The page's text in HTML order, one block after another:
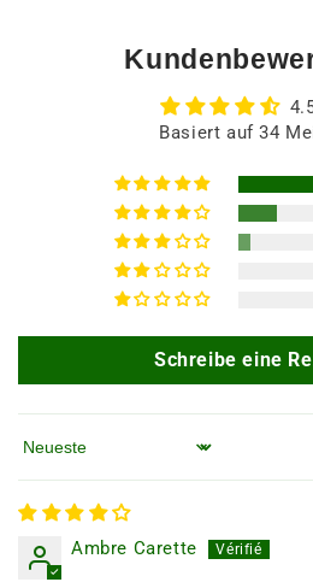
Basiert auf 34
Schreibe eine
Sortieren nach
Ambre Carette